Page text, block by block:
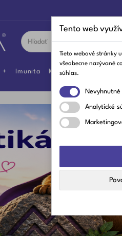
Imunita Kĺby A Svaly
Tento web
Tieto webové stránky
všeobecne nazývané
súhlas.
Analytické